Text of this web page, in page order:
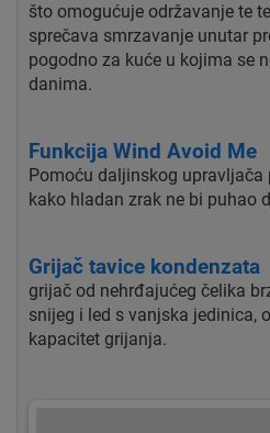
što omogućuje održavanje te
sprečava smrzavanje unutar
pogodno za kuće u kojima se
danima.
Funkcija Wind Avoid Me
Pomoću daljinskog
kako hladan zrak ne bi puhao
Grijač tavice kondenzata
grijač od nehrđajućeg čelika
snijeg i led s vanjska jedinica,
kapacitet grijanja.